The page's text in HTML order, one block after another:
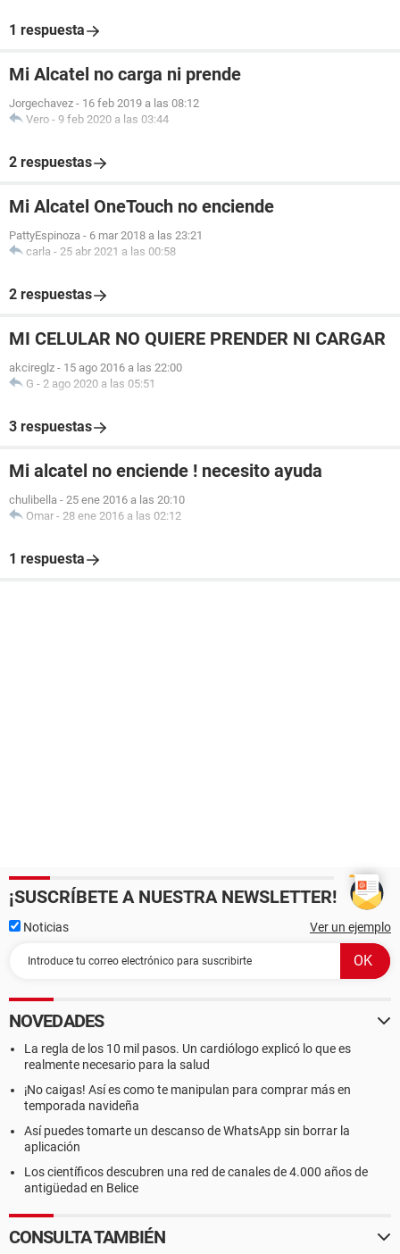
1 respuesta
Mi Alcatel no carga ni prende
Jorgechavez - 16 feb 2019 a las 08:12
Vero - 9 feb 2020 a las 03:44
2 respuestas
Mi Alcatel OneTouch no enciende
PattyEspinoza - 6 mar 2018 a las 23:21
carla - 25 abr 2021 a las 00:58
2 respuestas
MI CELULAR NO QUIERE PRENDER NI CARGAR
akcireglz - 15 ago 2016 a las 22:00
G - 2 ago 2020 a las 05:51
3 respuestas
Mi alcatel no enciende ! necesito ayuda
chulibella - 25 ene 2016 a las 20:10
Omar - 28 ene 2016 a las 02:12
1 respuesta
¡SUSCRÍBETE A NUESTRA NEWSLETTER!
Noticias Ver un ejemplo
NOVEDADES
La regla de los 10 mil pasos. Un cardiólogo explicó lo que es
realmente necesario para la salud
¡No caigas! Así es como te manipulan para comprar más en
temporada navideña
Así puedes tomarte un descanso de WhatsApp sin borrar la
aplicación
Los científicos descubren una red de canales de 4.000 años de
antigüedad en Belice
CONSULTA TAMBIÉN